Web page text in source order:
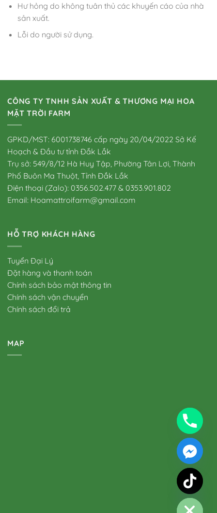
Hư hỏng do không tuân thủ các khuyến cáo của nhà
sản xuất.
Lỗi do người sử dụng.
CÔNG TY TNHH SẢN XUẤT & THƯƠNG MẠI HOA
MẶT TRỜI FARM
GPKD/MST: 6001738746 cấp ngày 20/04/2022 Sở Kế
Hoạch & Đầu tư tỉnh Đắk Lắk
Trụ sở: 549/8/12 Hà Huy Tập, Phường Tân Lợi, Thành
Phố Buôn Ma Thuột, Tỉnh Đắk Lắk
Điện thoại (Zalo): 0356.502.477 & 0353.901.802
Email: Hoamattroifarm@gmail.com
HỖ TRỢ KHÁCH HÀNG
Tuyển Đại Lý
Đặt hàng và thanh toán
Chính sách bảo mật thông tin
Chính sách vận chuyển
Chính sách đổi trả
MAP
Hide
chaty